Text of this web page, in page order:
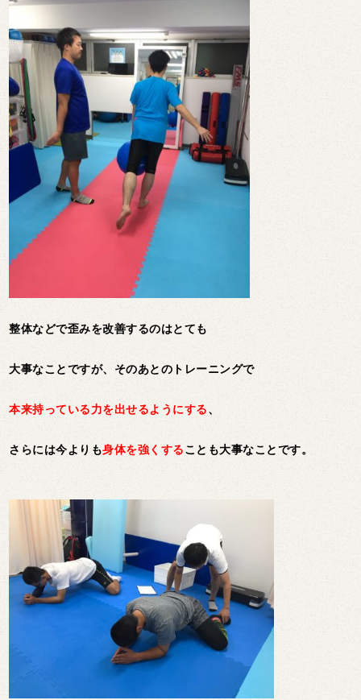
整体などで歪みを改善するのはとても
大事なことですが、そのあとのトレーニングで
本来持っている力を出せるようにする、
さらには今よりも身体を強くすることも大事なことです。